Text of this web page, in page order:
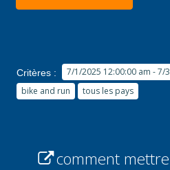
Critères :
7/1/2025 12:00:00 am - 7/
bike and run
tous les pays
comment